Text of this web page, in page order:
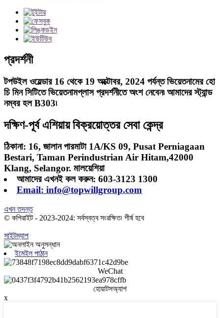
প্রদর্শনী
টপউইল ওয়েল্ডার 16 থেকে 19 অক্টোবর, 2024 পর্যন্ত ভিয়েতনামের হো
চি মিন সিটিতে ভিয়েতনামপ্লাস প্রদর্শনীতে অংশ নেবেন৷ আমাদের স্ট্যান্ড
নম্বর হল B303৷
দক্ষিণ-পূর্ব এশিয়ায় বিক্রয়োত্তর সেবা কেন্দ্র
ঠিকানা: 16, জালান পারমাটা 1A/KS 09, Pusat Perniagaan
Bestari, Taman Perindustrian Air Hitam,42000
Klang, Selangor. মালয়েশিয়া
আমাদের এখনই কল করুন: 603-3123 1300
Email: info@topwillgroup.com
এখন তদন্ত
© কপিরাইট - 2023-2024: সর্বস্বত্ব সংরক্ষিত৷ শীর্ষ হবে
সাইটম্যাপ
ইমেইল পাঠান
WeChat
হোয়াটসঅ্যাপ
x